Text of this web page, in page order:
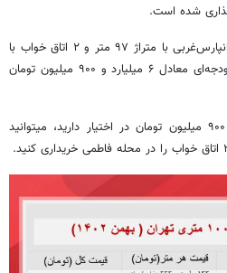
واحد آپارتمان دیگری در محدودا تهرانپارس‌غربی با متراژ ۹۷ متر و ۲ اتاق خواب با
سنی معادل ۶ سال را میتوانید با بودجه‌ای معادل ۶ میلیارد و ۹۰۰ میلیون تومان
اگر سرمایه‌ای معادل ۱۰ میلیارد و ۹۰۰ میلیون تومان در اختیار دارید، میتوانید